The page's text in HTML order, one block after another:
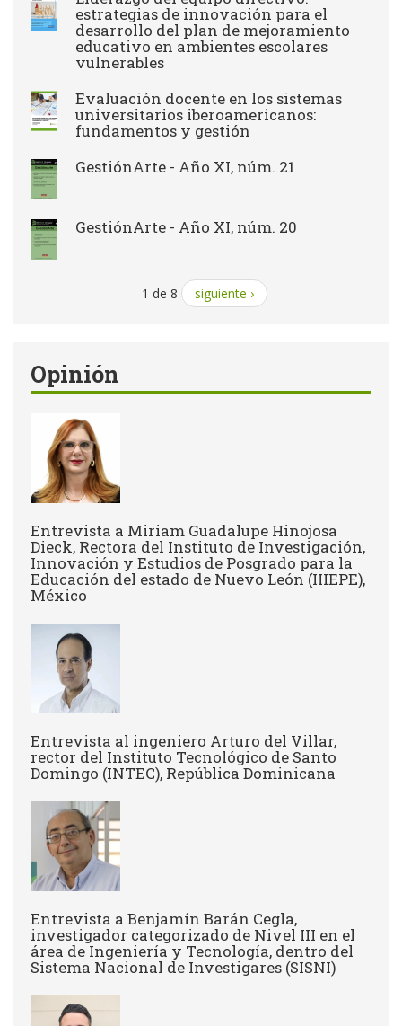
estrategias de innovación para el
desarrollo del plan de mejoramiento
educativo en ambientes escolares
vulnerables
Evaluación docente en los sistemas
universitarios iberoamericanos:
fundamentos y gestión
GestiónArte - Año XI, núm. 21
GestiónArte - Año XI, núm. 20
1 de 8 siguiente ›
Opinión
Entrevista a Miriam Guadalupe Hinojosa
Dieck, Rectora del Instituto de Investigación,
Innovación y Estudios de Posgrado para la
Educación del estado de Nuevo León (IIIEPE),
México
Entrevista al ingeniero Arturo del Villar,
rector del Instituto Tecnológico de Santo
Domingo (INTEC), República Dominicana
Entrevista a Benjamín Barán Cegla,
investigador categorizado de Nivel III en el
área de Ingeniería y Tecnología, dentro del
Sistema Nacional de Investigares (SISNI)